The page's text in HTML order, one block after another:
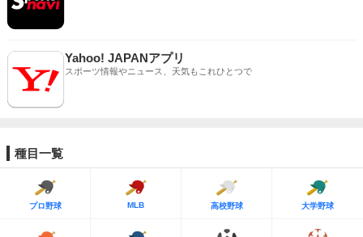
Yahoo! JAPANアプリ
スポーツ情報やニュース、天気もこれひとつで
種目一覧
プロ野球 MLB 高校野球 大学野球